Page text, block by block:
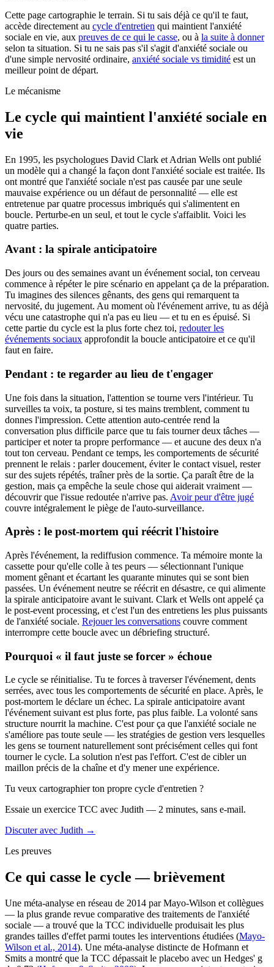
Cette page cartographie le terrain. Si tu sais déjà ce qu'il te faut,
accède directement au cycle d'entretien qui maintient l'anxiété
sociale en vie, aux preuves de ce qui le casse, ou à la suite à donner
selon ta situation. Si tu ne sais pas s'il s'agit d'anxiété sociale ou
d'une simple nervosité ordinaire, anxiété sociale vs timidité est un
meilleur point de départ.
Le mécanisme
Le cycle qui maintient l'anxiété sociale en
vie
En 1995, les psychologues David Clark et Adrian Wells ont publié
un modèle qui a changé la façon dont l'anxiété sociale est traitée. Ils
ont montré que l'anxiété sociale n'est pas causée par une seule
mauvaise expérience ou un défaut de personnalité — elle est
entretenue par quatre processus imbriqués qui s'alimentent en
boucle. Perturbe-en un seul, et tout le cycle s'affaiblit. Voici les
quatre parties.
Avant : la spirale anticipatoire
Des jours ou des semaines avant un événement social, ton cerveau
commence à répéter le pire scénario en appelant ça de la préparation.
Tu imagines des silences gênants, des gens qui remarquent ta
nervosité, du jugement. Au moment où l'événement arrive, tu as déjà
vécu une catastrophe qui n'a pas eu lieu — et tu en es épuisé. Si
cette partie du cycle est la plus forte chez toi, redouter les
événements sociaux approfondit la boucle anticipatoire et ce qu'il
faut en faire.
Pendant : te regarder au lieu de t'engager
Une fois dans la situation, l'attention se tourne vers l'intérieur. Tu
surveilles ta voix, ta posture, si tes mains tremblent, comment tu
donnes l'impression. Cette attention auto-centrée rend la
conversation plus difficile parce que tu fais tourner deux tâches —
participer et noter ta propre performance — et aucune des deux n'a
tout ton cerveau. Pendant ce temps, les comportements de sécurité
prennent le relais : parler doucement, éviter le contact visuel, rester
sur des sujets répétés, traîner près de la sortie. Ça paraît être de la
gestion, mais ça empêche la seule chose qui aiderait vraiment —
découvrir que l'issue redoutée n'arrive pas. Avoir peur d'être jugé
couvre intégralement le piège de l'auto-surveillance.
Après : le post-mortem qui réécrit l'histoire
Après l'événement, la rediffusion commence. Ta mémoire monte la
cassette pour qu'elle colle à tes peurs — sélectionnant l'unique
moment gênant et écartant les quarante minutes qui se sont bien
passées. Un événement neutre se réécrit en désastre, ce qui alimente
la spirale anticipatoire avant le suivant. Clark et Wells ont appelé ça
le post-event processing, et c'est l'un des entretiens les plus puissants
de l'anxiété sociale. Rejouer les conversations couvre comment
interrompre cette boucle avec un débriefing structuré.
Pourquoi « il faut juste se forcer » échoue
Le cycle se réinitialise. Tu te forces à traverser l'événement, dents
serrées, avec tous les comportements de sécurité en place. Après, le
post-mortem le déclare un échec. La spirale anticipatoire avant
l'événement suivant est plus forte, pas plus faible. La volonté sans
structure nourrit la machine. C'est pour ça que l'anxiété sociale ne
s'améliore pas toute seule — les stratégies de gestion vers lesquelles
les gens se tournent naturellement sont précisément celles qui font
tourner le cycle. La solution n'est pas l'effort. C'est de cibler un
maillon précis de la chaîne et d'y mener une expérience.
Tu veux cartographier ton propre cycle d'entretien ?
Essaie un exercice TCC avec Judith — 2 minutes, sans e-mail.
Discuter avec Judith →
Les preuves
Ce qui casse le cycle — brièvement
Une méta-analyse en réseau de 2014 par Mayo-Wilson et collègues
— la plus grande revue comparative des traitements de l'anxiété
sociale — a trouvé que la TCC individuelle produisait les plus
grandes tailles d'effet parmi toutes les interventions étudiées (Mayo-
Wilson et al., 2014). Une méta-analyse distincte de Hofmann et
Smits a montré que la TCC dépassait le placebo avec un Hedges' g